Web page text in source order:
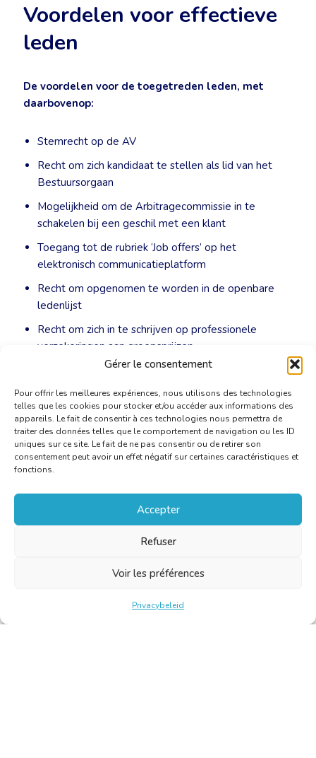
Gérer le consentement
Pour offrir les meilleures expériences, nous utilisons des technologies
telles que les cookies pour stocker et/ou accéder aux informations des
appareils. Le fait de consentir à ces technologies nous permettra de
traiter des données telles que le comportement de navigation ou les ID
uniques sur ce site. Le fait de ne pas consentir ou de retirer son
consentement peut avoir un effet négatif sur certaines caractéristiques et
fonctions.
Accepter
Refuser
Voir les préférences
Privacybeleid
Voordelen voor effectieve
leden
De voordelen voor de toegetreden leden, met
daarbovenop:
Stemrecht op de AV
Recht om zich kandidaat te stellen als lid van het
Bestuursorgaan
Mogelijkheid om de Arbitragecommissie in te
schakelen bij een geschil met een klant
Toegang tot de rubriek ‘Job offers’ op het
elektronisch communicatieplatform
Recht om opgenomen te worden in de openbare
ledenlijst
Recht om zich in te schrijven op professionele
verzekeringen aan groepsprijzen
Gratis toegang tot eerstelijns juridische hulp